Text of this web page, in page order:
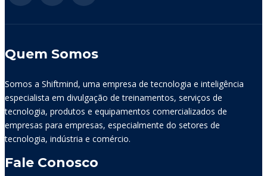
Quem Somos
Somos a Shiftmind, uma empresa de tecnologia e inteligência
especialista em divulgação de treinamentos, serviços de
tecnologia, produtos e equipamentos comercializados de
empresas para empresas, especialmente do setores de
tecnologia, indústria e comércio.
Fale Conosco